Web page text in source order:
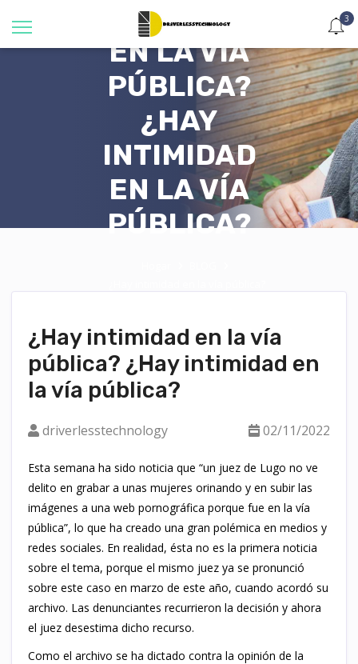
3
INTIMIDAD
EN LA VÍA
PÚBLICA?
¿HAY
INTIMIDAD
EN LA VÍA
PÚBLICA?
¿Hay intimidad en la vía
pública? ¿Hay intimidad en
la vía pública?
driverlesstechnology 02/11/2022
Esta semana ha sido noticia que “un juez de Lugo no ve
delito en grabar a unas mujeres orinando y en subir las
imágenes a una web pornográfica porque fue en la vía
pública”, lo que ha creado una gran polémica en medios y
redes sociales. En realidad, ésta no es la primera noticia
sobre el tema, porque el mismo juez ya se pronunció
sobre este caso en marzo de este año, cuando acordó su
archivo. Las denunciantes recurrieron la decisión y ahora
el juez desestima dicho recurso.
Como el archivo se ha dictado contra la opinión de la